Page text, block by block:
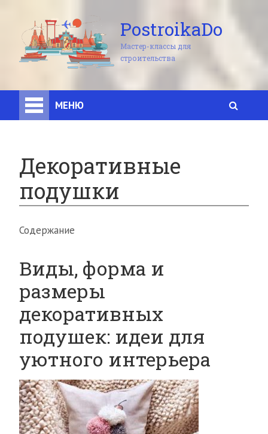
PostroikaDo
Мастер-классы для
строительства
МЕНЮ
Декоративные
подушки
Содержание
Виды, форма и
размеры
декоративных
подушек: идеи для
уютного интерьера